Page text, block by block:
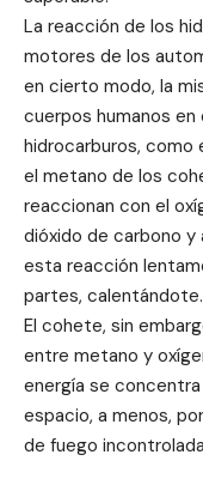
La reacción de los
motores de los
en cierto modo, la
cuerpos humanos
hidrocarburos, como
el metano de los
reaccionan con el
dióxido de carbono y
esta reacción
partes, calentándote.
El cohete, sin
entre metano y
energía se concentra
espacio, a menos,
de fuego